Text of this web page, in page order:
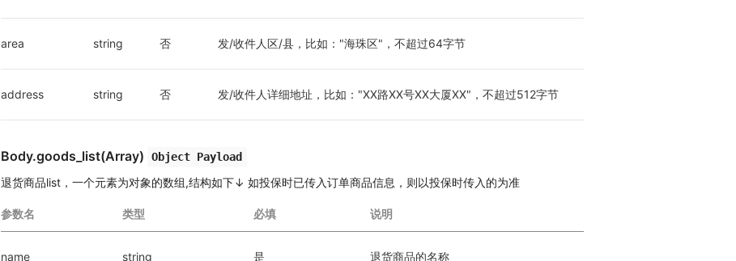
area string 否 发/收件人区/县，比如："海珠区"，不超过64字节
address string 否 发/收件人详细地址，比如："XX路XX号XX大厦XX"，不超过512字节
Body.goods_list(Array) Object Payload
退货商品list，一个元素为对象的数组,结构如下↓ 如投保时已传入订单商品信息，则以投保时传入的为准
参数名 类型 必填 说明
name string 是 退货商品的名称